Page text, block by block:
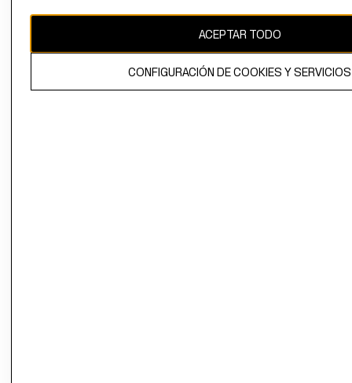
El contenido de esta página web está protegido por copyright y es
ACEPTAR TODO
CONFIGURACIÓN DE COOKIES Y SERVICIOS